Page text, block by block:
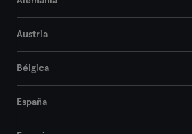
Austria
Bélgica
España